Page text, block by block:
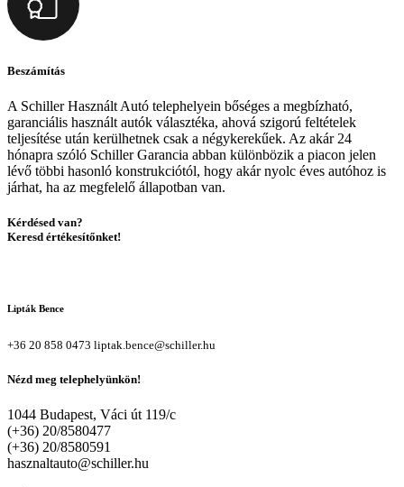
Beszámítás
A Schiller Használt Autó telephelyein bőséges a megbízható,
garanciális használt autók választéka, ahová szigorú feltételek
teljesítése után kerülhetnek csak a négykerekűek. Az akár 24
hónapra szóló Schiller Garancia abban különbözik a piacon jelen
lévő többi hasonló konstrukciótól, hogy akár nyolc éves autóhoz is
járhat, ha az megfelelő állapotban van.
Kérdésed van?
Keresd értékesítőnket!
Lipták Bence
+36 20 858 0473 liptak.bence@schiller.hu
Nézd meg telephelyünkön!
1044 Budapest, Váci út 119/c
(+36) 20/8580477
(+36) 20/8580591
hasznaltauto@schiller.hu